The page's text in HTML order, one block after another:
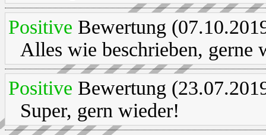
Positive Bewertung
Alles wie beschrieben, gerne
Positive Bewertung
Super, gern wieder!